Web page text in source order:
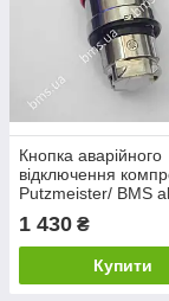
Кнопка аварійного
відключення
Putzmeister/ BMS
1 430 ₴
Купити